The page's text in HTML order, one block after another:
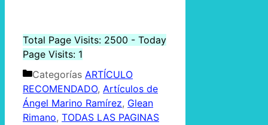
Total Page Visits: 2500 - Today
Page Visits: 1
Categorías ARTÍCULO
RECOMENDADO, Artículos de
Ángel Marino Ramírez, Glean
Rimano, TODAS LAS PAGINAS